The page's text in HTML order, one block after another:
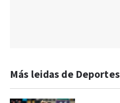
Más leidas de Deportes